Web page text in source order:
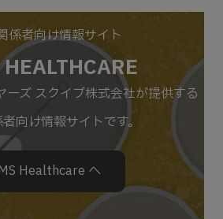
係者向け情報サイト
ーズ スクイブ株式会社が提供する
向け情報サイトです。
Healthcare へ